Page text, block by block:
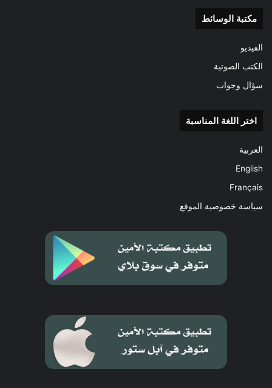
مكتبة الوسائط
الفيديو
الكتب الصوتية
سؤال وجواب
اختر اللغة المناسبة
العربية
English
Français
سياسة خصوصية الموقع